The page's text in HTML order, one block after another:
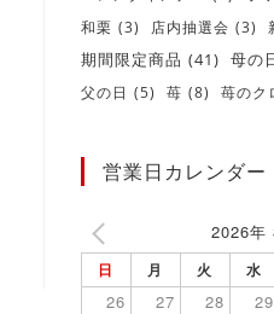
和栗 (3) 店内抽選会 (3)
期間限定商品 (41) 母の
父の日 (5) 苺 (8) 苺のク
営業日カレンダー
2026年
日 月 火 水
26 27 28 29